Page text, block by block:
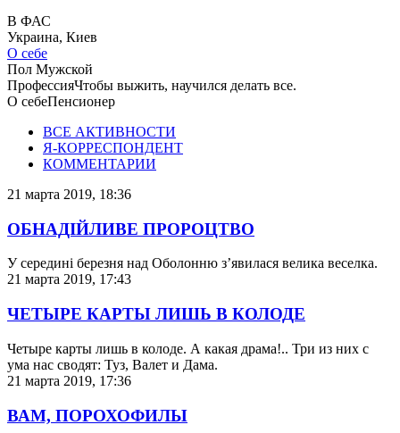
В ФАС
Украина, Киев
О себе
Пол Мужской
ПрофессияЧтобы выжить, научился делать все.
О себеПенсионер
ВСЕ АКТИВНОСТИ
Я-КОРРЕСПОНДЕНТ
КОММЕНТАРИИ
21 марта 2019, 18:36
ОБНАДІЙЛИВЕ ПРОРОЦТВО
У середині березня над Оболонню з’явилася велика веселка.
21 марта 2019, 17:43
ЧЕТЫРЕ КАРТЫ ЛИШЬ В КОЛОДЕ
Четыре карты лишь в колоде. А какая драма!.. Три из них с
ума нас сводят: Туз, Валет и Дама.
21 марта 2019, 17:36
ВАМ, ПОРОХОФИЛЫ